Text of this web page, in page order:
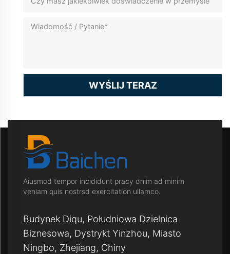
WYŚLIJ TERAZ
Aiusmod tempor incididunt pracy dnim ad minim
veniam quis nostrsd exercitation ullamco.
Budynek Diqu, Południowa Dzielnica
Biznesowa, Dystrykt Yinzhou, Miasto
Ningbo, Zhejiang, Chiny